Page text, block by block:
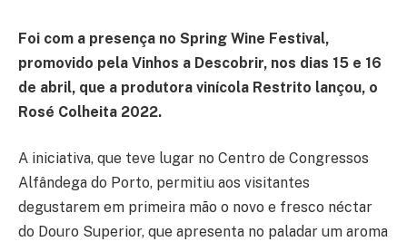
Foi com a presença no Spring Wine Festival,
promovido pela Vinhos a Descobrir, nos dias 15 e 16
de abril, que a produtora vinícola Restrito lançou, o
Rosé Colheita 2022.
A iniciativa, que teve lugar no Centro de Congressos
Alfândega do Porto, permitiu aos visitantes
degustarem em primeira mão o novo e fresco néctar
do Douro Superior, que apresenta no paladar um aroma